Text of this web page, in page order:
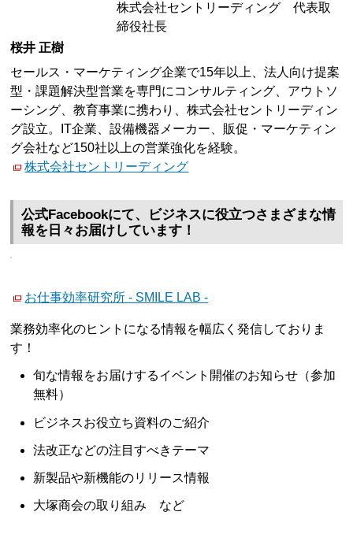
株式会社セントリーディング 代表取
締役社長
桜井 正樹
セールス・マーケティング企業で15年以上、法人向け提案
型・課題解決型営業を専門にコンサルティング、アウトソ
ーシング、教育事業に携わり、株式会社セントリーディン
グ設立。IT企業、設備機器メーカー、販促・マーケティン
グ会社など150社以上の営業強化を経験。
株式会社セントリーディング
公式Facebookにて、ビジネスに役立つさまざまな情
報を日々お届けしています！
お仕事効率研究所 - SMILE LAB -
業務効率化のヒントになる情報を幅広く発信しておりま
す！
旬な情報をお届けするイベント開催のお知らせ（参加
無料）
ビジネスお役立ち資料のご紹介
法改正などの注目すべきテーマ
新製品や新機能のリリース情報
大塚商会の取り組み など